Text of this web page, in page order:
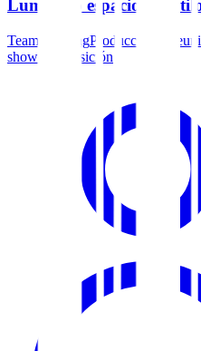
Luminoso espacio de
Team buildingProducciones
shower
Exposición